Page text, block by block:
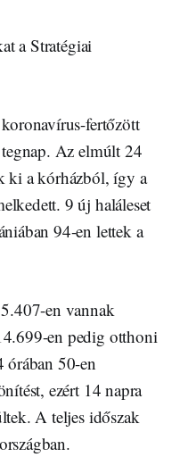
a Stratégiai
fertőzött
Az elmúlt 24
ki a kórházból, így a
9 új haláleset
94-en lettek a
en vannak
en pedig otthoni
50-en
ezért 14 napra
A teljes időszak